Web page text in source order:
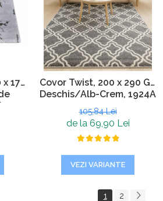
170
Covor Twist, 200 x 290 Gri
Deschis/Alb-Crem, 1924A
105,84 Lei
de la 69,90 Lei
VEZI VARIANTE
1 2